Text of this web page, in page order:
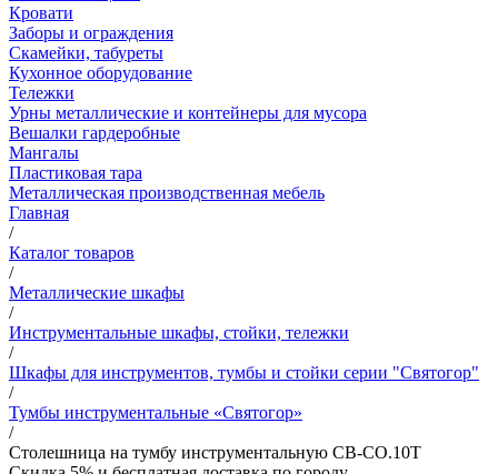
Кровати
Заборы и ограждения
Скамейки, табуреты
Кухонное оборудование
Тележки
Урны металлические и контейнеры для мусора
Вешалки гардеробные
Мангалы
Пластиковая тара
Металлическая производственная мебель
Главная
/
Каталог товаров
/
Металлические шкафы
/
Инструментальные шкафы, стойки, тележки
/
Шкафы для инструментов, тумбы и стойки серии "Святогор"
/
Тумбы инструментальные «Святогор»
/
Столешница на тумбу инструментальную СВ-СО.10Т